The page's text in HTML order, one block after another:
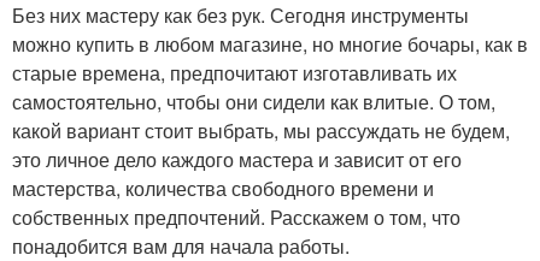
Без них мастеру как без рук. Сегодня инструменты
можно купить в любом магазине, но многие бочары, как в
старые времена, предпочитают изготавливать их
самостоятельно, чтобы они сидели как влитые. О том,
какой вариант стоит выбрать, мы рассуждать не будем,
это личное дело каждого мастера и зависит от его
мастерства, количества свободного времени и
собственных предпочтений. Расскажем о том, что
понадобится вам для начала работы.